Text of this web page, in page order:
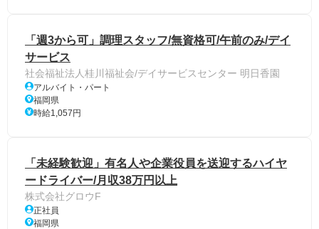
「週3から可」調理スタッフ/無資格可/午前のみ/デイ
サービス
社会福祉法人桂川福祉会/デイサービスセンター 明日香園
アルバイト・パート
福岡県
時給1,057円
「未経験歓迎」有名人や企業役員を送迎するハイヤ
ードライバー/月収38万円以上
株式会社グロウF
正社員
福岡県